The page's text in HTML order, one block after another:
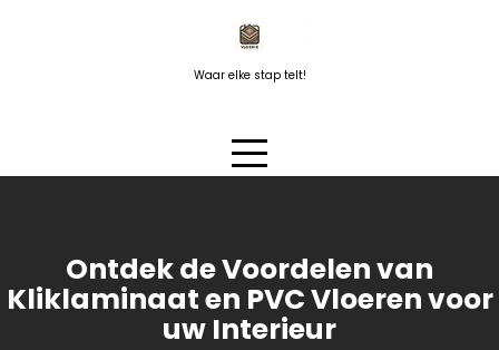
Waar elke stap telt!
Ontdek de Voordelen van
Kliklaminaat en PVC Vloeren voor
uw Interieur